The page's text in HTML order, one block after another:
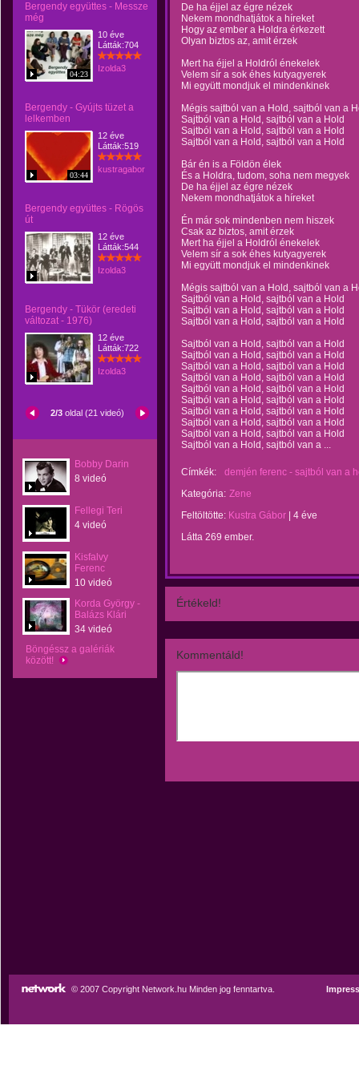
Bergendy együttes - Messze
még
04:23
10 éve
Látták:704
Izolda3
Bergendy - Gyújts tüzet a
lelkemben
03:44
12 éve
Látták:519
kustragabor
Bergendy együttes - Rögös
út
12 éve
Látták:544
Izolda3
Bergendy - Tükör (eredeti
változat - 1976)
12 éve
Látták:722
Izolda3
2/3 oldal (21 videó)
Bobby Darin
8 videó
Fellegi Teri
4 videó
Kisfalvy
Ferenc
10 videó
Korda György -
Balázs Klári
34 videó
Böngéssz a galériák
között!
De ha éjjel az égre nézek
Nekem mondhatjátok a híreket
Hogy az ember a Holdra érkezett
Olyan biztos az, amit érzek
Mert ha éjjel a Holdról énekelek
Velem sír a sok éhes kutyagyerek
Mi együtt mondjuk el mindenkinek
Mégis sajtból van a Hold, sajtból van a
Sajtból van a Hold, sajtból van a Hold
Sajtból van a Hold, sajtból van a Hold
Sajtból van a Hold, sajtból van a Hold
Bár én is a Földön élek
És a Holdra, tudom, soha nem megyek
De ha éjjel az égre nézek
Nekem mondhatjátok a híreket
Én már sok mindenben nem hiszek
Csak az biztos, amit érzek
Mert ha éjjel a Holdról énekelek
Velem sír a sok éhes kutyagyerek
Mi együtt mondjuk el mindenkinek
Mégis sajtból van a Hold, sajtból van a
Sajtból van a Hold, sajtból van a Hold
Sajtból van a Hold, sajtból van a Hold
Sajtból van a Hold, sajtból van a Hold
Sajtból van a Hold, sajtból van a Hold
Sajtból van a Hold, sajtból van a Hold
Sajtból van a Hold, sajtból van a Hold
Sajtból van a Hold, sajtból van a Hold
Sajtból van a Hold, sajtból van a Hold
Sajtból van a Hold, sajtból van a Hold
Sajtból van a Hold, sajtból van a Hold
Sajtból van a Hold, sajtból van a Hold
Sajtból van a Hold, sajtból van a Hold
Sajtból van a Hold, sajtból van a ...
Címkék:
demjén ferenc - sajtból van a
Kategória: Zene
Feltöltötte: Kustra Gábor
4 éve
Látta 269 ember.
Értékeld!
Kommentáld!
© 2007 Copyright Network.hu Minden jog fenntartva.